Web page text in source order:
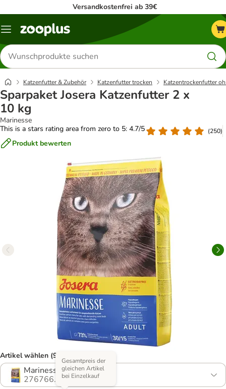
Versandkostenfrei ab 39€
Menü
Produkte
suchen
Katzenfutter & Zubehör Katzenfutter trocken Katzentrockenfutter
Sparpaket Josera Katzenfutter 2 x
10 kg
Marinesse
This is a stars rating area from zero to 5: 4.7/5
(250)
Produkt bewerten
Artikel wählen (9 Varianten)
Marinesse
276766.9
Gesamtpreis der
gleichen Artikel
bei Einzelkauf